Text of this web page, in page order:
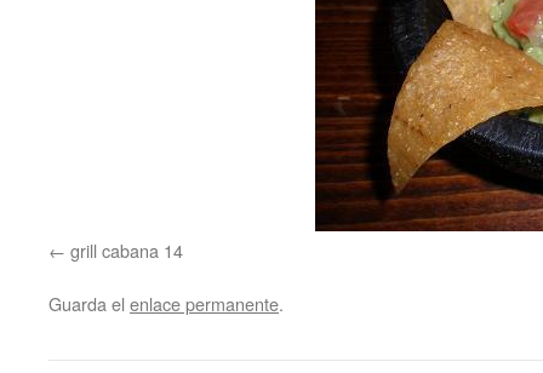
grill cabana 14
Guarda el enlace permanente.